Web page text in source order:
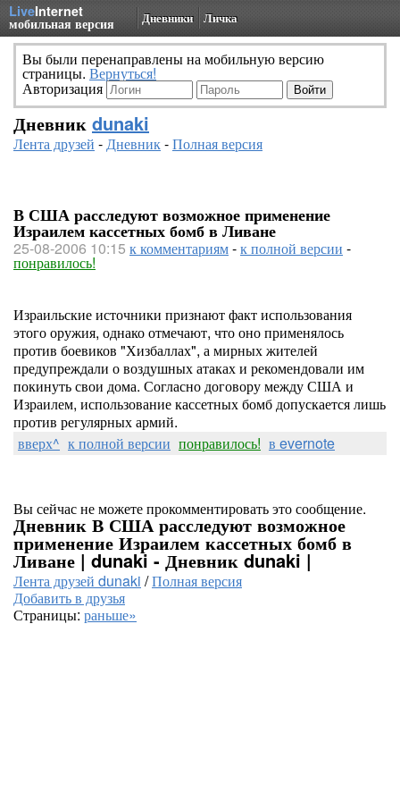
LiveInternet
мобильная версия Дневники Личка
Вы были перенаправлены на мобильную версию
страницы. Вернуться!
Авторизация
Дневник dunaki
Лента друзей -Дневник-Полная версия
В США расследуют возможное применение
Израилем кассетных бомб в Ливане
25-08-2006 10:15 к комментариям-к полной версии -
понравилось!
Израильские источники признают факт использования
этого оружия, однако отмечают, что оно применялось
против боевиков "Хизбаллах", а мирных жителей
предупреждали о воздушных атаках и рекомендовали им
покинуть свои дома. Согласно договору между США и
Израилем, использование кассетных бомб допускается лишь
против регулярных армий.
вверх^ к полной версии понравилось! в evernote
Вы сейчас не можете прокомментировать это сообщение.
Дневник В США расследуют возможное
применение Израилем кассетных бомб в
Ливане | dunaki - Дневник dunaki |
Лента друзей dunaki /Полная версия
Добавить в друзья
Страницы: раньше»